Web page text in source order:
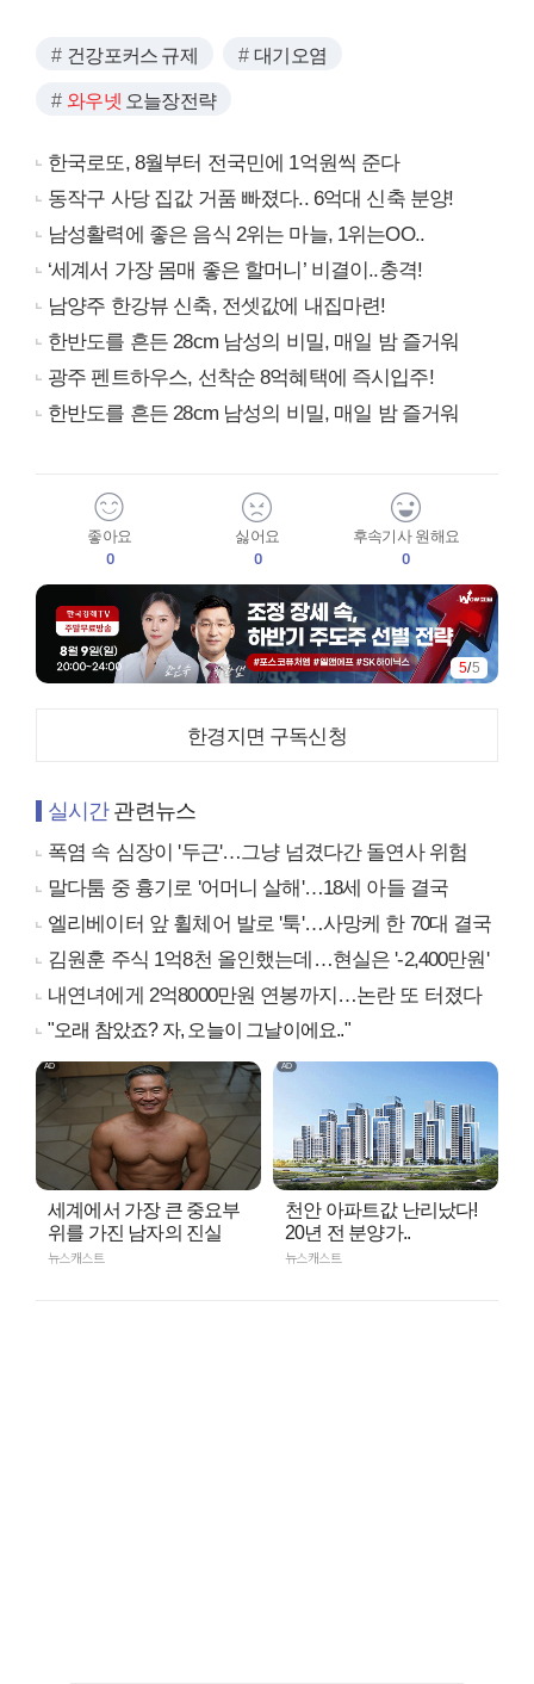
건강포커스 규제 대기오염
와우넷 오늘장전략
한국로또, 8월부터 전국민에 1억원씩 준다
동작구 사당 집값 거품 빠졌다.. 6억대 신축 분양!
남성활력에 좋은 음식 2위는 마늘, 1위는OO..
‘세계서 가장 몸매 좋은 할머니’ 비결이..충격!
남양주 한강뷰 신축, 전셋값에 내집마련!
한반도를 흔든 28cm 남성의 비밀, 매일 밤 즐거워
광주 펜트하우스, 선착순 8억혜택에 즉시입주!
한반도를 흔든 28cm 남성의 비밀, 매일 밤 즐거워
좋아요
0
싫어요
0
후속기사 원해요
0
5/5
한경지면 구독신청
실시간관련뉴스
폭염 속 심장이 '두근'…그냥 넘겼다간 돌연사 위험
말다툼 중 흉기로 '어머니 살해'…18세 아들 결국
엘리베이터 앞 휠체어 발로 '툭'…사망케 한 70대 결국
김원훈 주식 1억8천 올인했는데…현실은 '-2,400만원'
내연녀에게 2억8000만원 연봉까지…논란 또 터졌다
"오래 참았죠? 자, 오늘이 그날이에요.."
세계에서 가장 큰 중요부
위를 가진 남자의 진실
뉴스캐스트
천안 아파트값 난리났다!
20년 전 분양가..
뉴스캐스트